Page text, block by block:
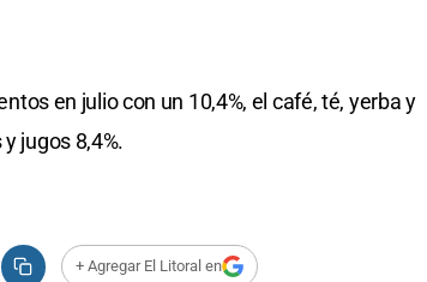
en julio con un 10,4%, el café, té, yerba y
jugos 8,4%.
+ Agregar El Litoral en